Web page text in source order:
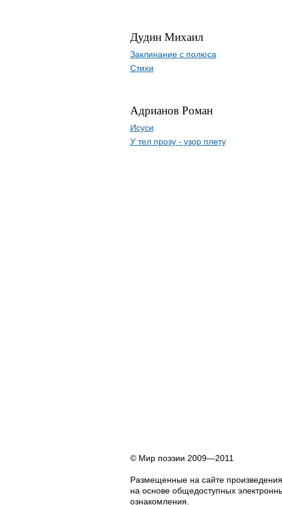
Дудин Михаил
Заклинание с полюса
Стихи
Адрианов Роман
Исуси
У тел прозу - узор плету
© Мир поэзии 2009—2011
Размещенные на сайте
на основе общедоступных
ознакомления.